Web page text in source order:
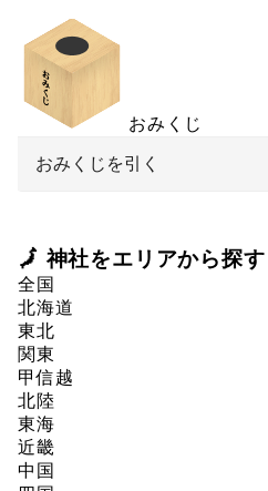
おみくじ
おみくじを引く
🗾 神社をエリアから探す
全国
北海道
東北
関東
甲信越
北陸
東海
近畿
中国